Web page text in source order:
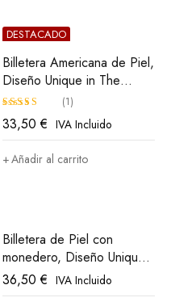
DESTACADO
Billetera Americana de Piel,
Diseño Unique in The
World, Athletic Club Bilbao
Valorado
con5.00
de 5
(1)
33,50€ IVA Incluido
Añadir al carrito
Billetera de Piel con
monedero, Diseño Unique
in The World Athletic Club
Bilbao
36,50€ IVA Incluido